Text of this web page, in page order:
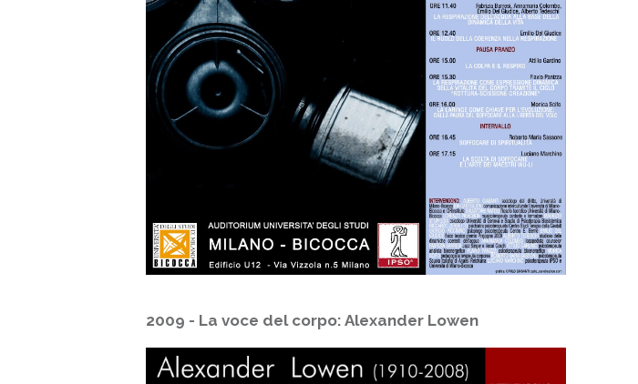
2009 - La voce del corpo: Alexander Lowen